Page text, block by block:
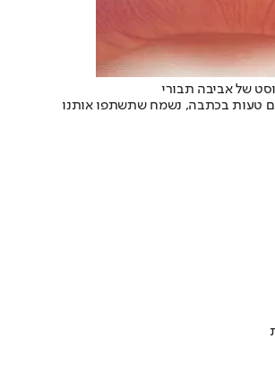
של אביבה תבורי
טעות בכתבה, נשמח שתשתפו אותנו